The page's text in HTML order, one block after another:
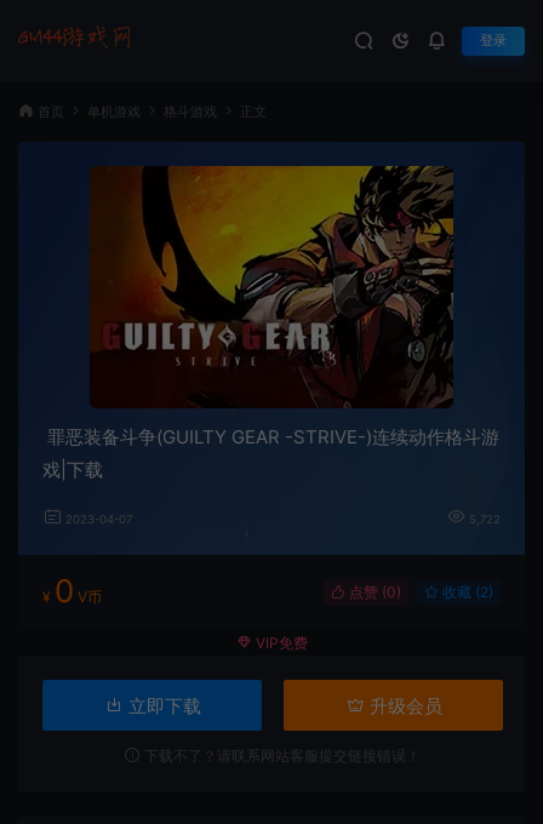
登录
首页 单机游戏 格斗游戏 正文
罪恶装备斗争(GUILTY GEAR -STRIVE-)连续动作格斗游
戏|下载
2023-04-07 5,722
¥ 0 V币 点赞 (0) 收藏 (2)
VIP免费
立即下载 升级会员
下载不了？请联系网站客服提交链接错误！